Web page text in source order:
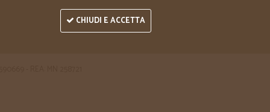
CHIUDI E ACCETTA